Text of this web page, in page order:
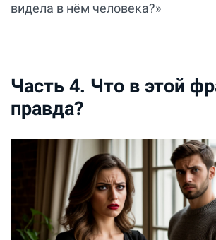
видела в нём человека?»
Часть 4. Что в этой
правда?